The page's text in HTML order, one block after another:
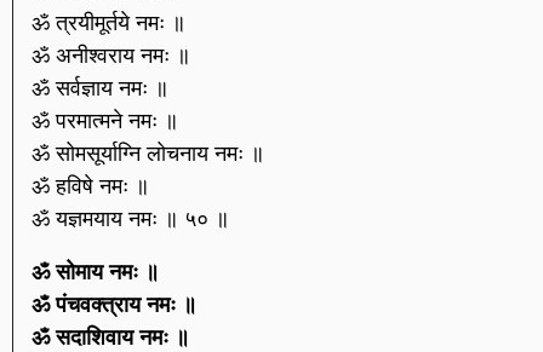
ॐ त्रयीमूर्तये नमः ॥
ॐ अनीश्वराय नमः ॥
ॐ सर्वज्ञाय नमः ॥
ॐ परमात्मने नमः ॥
ॐ सोमसूर्याग्नि लोचनाय नमः ॥
ॐ हविषे नमः ॥
ॐ यज्ञमयाय नमः ॥ ५० ॥
ॐ सोमाय नमः ॥
ॐ पंचवक्त्राय नमः ॥
ॐ सदाशिवाय नमः ॥